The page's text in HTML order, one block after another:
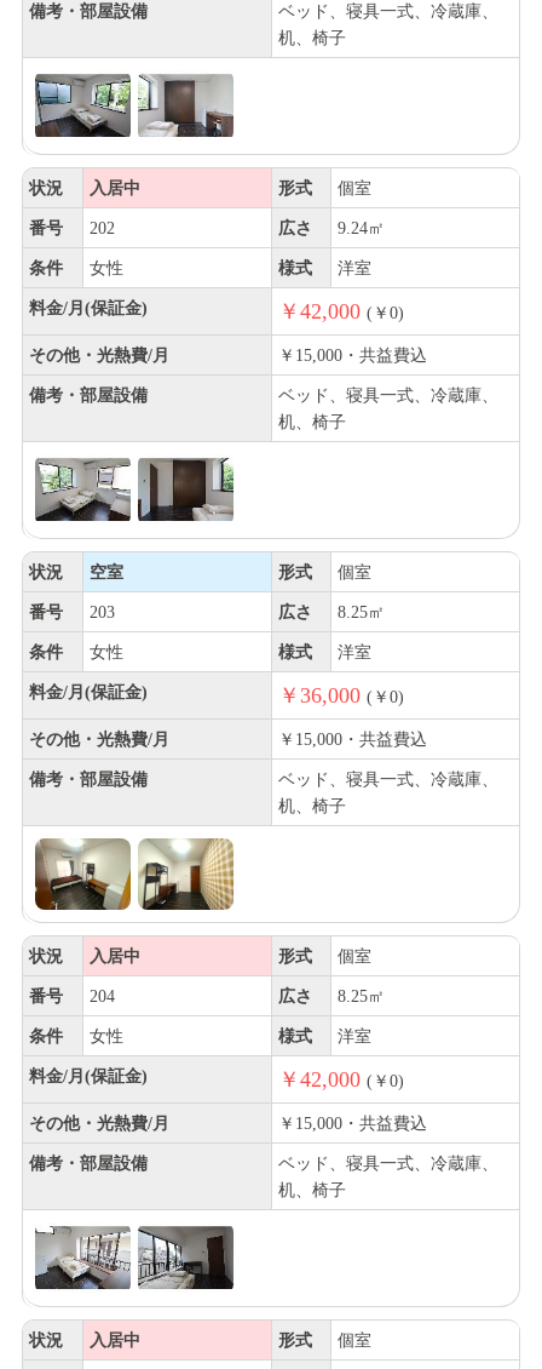
備考・部屋設備
ベッド、寝具一式、冷蔵庫、
机、椅子
状況 入居中 形式 個室
番号 202 広さ 9.24㎡
条件 女性 様式 洋室
料金/月(保証金) ￥42,000 (￥0)
その他・光熱費/月 ￥15,000・共益費込
備考・部屋設備
ベッド、寝具一式、冷蔵庫、
机、椅子
状況 空室 形式 個室
番号 203 広さ 8.25㎡
条件 女性 様式 洋室
料金/月(保証金) ￥36,000 (￥0)
その他・光熱費/月 ￥15,000・共益費込
備考・部屋設備
ベッド、寝具一式、冷蔵庫、
机、椅子
状況 入居中 形式 個室
番号 204 広さ 8.25㎡
条件 女性 様式 洋室
料金/月(保証金) ￥42,000 (￥0)
その他・光熱費/月 ￥15,000・共益費込
備考・部屋設備
ベッド、寝具一式、冷蔵庫、
机、椅子
状況 入居中 形式 個室